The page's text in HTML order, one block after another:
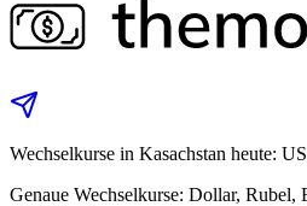
Wechselkurse in Kasachstan heute:
Genaue Wechselkurse: Dollar,